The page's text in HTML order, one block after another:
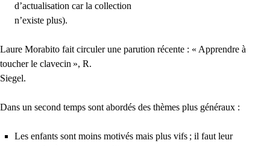
d’actualisation car la collection
n’existe plus).
Laure Morabito fait circuler une parution récente : « Apprendre à
toucher le clavecin », R.
Siegel.
Dans un second temps sont abordés des thèmes plus généraux :
Les enfants sont moins motivés mais plus vifs ; il faut leur